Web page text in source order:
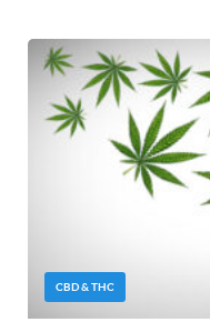
CBD & THC